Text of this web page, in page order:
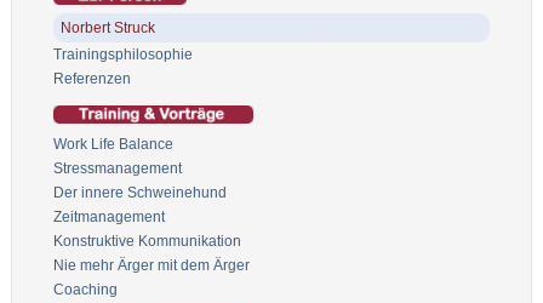
Norbert Struck
Trainingsphilosophie
Referenzen
Work Life Balance
Stressmanagement
Der innere Schweinehund
Zeitmanagement
Konstruktive Kommunikation
Nie mehr Ärger mit dem Ärger
Coaching